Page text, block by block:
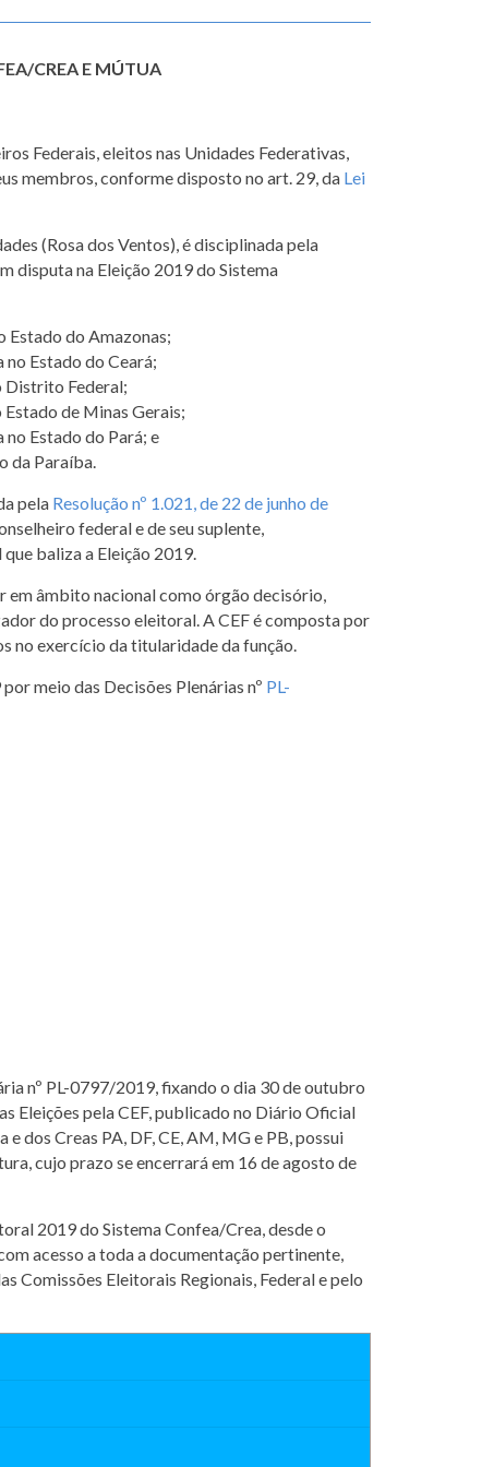
CREA E MÚTUA
Federais, eleitos nas Unidades Federativas,
membros, conforme disposto no art. 29, da Lei
(Rosa dos Ventos), é disciplinada pela
disputa na Eleição 2019 do Sistema
do Amazonas;
Estado do Ceará;
Distrito Federal;
de Minas Gerais;
Estado do Pará; e
da Paraíba.
pela Resolução nº 1.021, de 22 de junho de
federal e de seu suplente,
baliza a Eleição 2019.
em âmbito nacional como órgão decisório,
do processo eleitoral. A CEF é composta por
no exercício da titularidade da função.
meio das Decisões Plenárias nº PL-
nº PL-0797/2019, fixando o dia 30 de outubro
Eleições pela CEF, publicado no Diário Oficial
dos Creas PA, DF, CE, AM, MG e PB, possui
cujo prazo se encerrará em 16 de agosto de
2019 do Sistema Confea/Crea, desde o
acesso a toda a documentação pertinente,
Comissões Eleitorais Regionais, Federal e pelo